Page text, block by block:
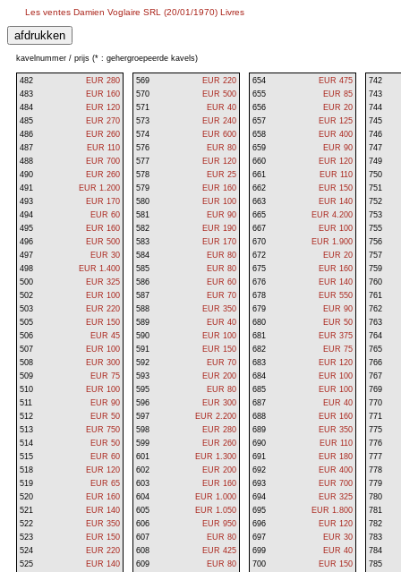
Les ventes Damien Voglaire SRL (20/01/1970) Livres
kavelnummer / prijs (* : gehergroepeerde kavels)
482
EUR 280
483
EUR 160
484
EUR 120
485
EUR 270
486
EUR 260
487
EUR 110
488
EUR 700
490
EUR 260
491
EUR 1.200
493
EUR 170
494
EUR 60
495
EUR 160
496
EUR 500
497
EUR 30
498
EUR 1.400
500
EUR 325
502
EUR 100
503
EUR 220
505
EUR 150
506
EUR 45
507
EUR 100
508
EUR 300
509
EUR 75
510
EUR 100
511
EUR 90
512
EUR 50
513
EUR 750
514
EUR 50
515
EUR 60
518
EUR 120
519
EUR 65
520
EUR 160
521
EUR 140
522
EUR 350
523
EUR 150
524
EUR 220
525
EUR 140
569
EUR 220
570
EUR 500
571
EUR 40
573
EUR 240
574
EUR 600
576
EUR 80
577
EUR 120
578
EUR 25
579
EUR 160
580
EUR 100
581
EUR 90
582
EUR 190
583
EUR 170
584
EUR 80
585
EUR 80
586
EUR 60
587
EUR 70
588
EUR 350
589
EUR 40
590
EUR 100
591
EUR 150
592
EUR 70
593
EUR 200
595
EUR 80
596
EUR 300
597
EUR 2.200
598
EUR 280
599
EUR 260
601
EUR 1.300
602
EUR 200
603
EUR 160
604
EUR 1.000
605
EUR 1.050
606
EUR 950
607
EUR 80
608
EUR 425
609
EUR 80
654
EUR 475
655
EUR 85
656
EUR 20
657
EUR 125
658
EUR 400
659
EUR 90
660
EUR 120
661
EUR 110
662
EUR 150
663
EUR 140
665
EUR 4.200
667
EUR 100
670
EUR 1.900
672
EUR 20
675
EUR 160
676
EUR 140
678
EUR 550
679
EUR 90
680
EUR 50
681
EUR 375
682
EUR 75
683
EUR 120
684
EUR 100
685
EUR 100
687
EUR 40
688
EUR 160
689
EUR 350
690
EUR 110
691
EUR 180
692
EUR 400
693
EUR 700
694
EUR 325
695
EUR 1.800
696
EUR 120
697
EUR 30
699
EUR 40
700
EUR 150
742
743
744
745
746
747
749
750
751
752
753
755
756
757
759
760
761
762
763
764
765
766
767
769
770
771
775
776
777
778
779
780
781
782
783
784
785